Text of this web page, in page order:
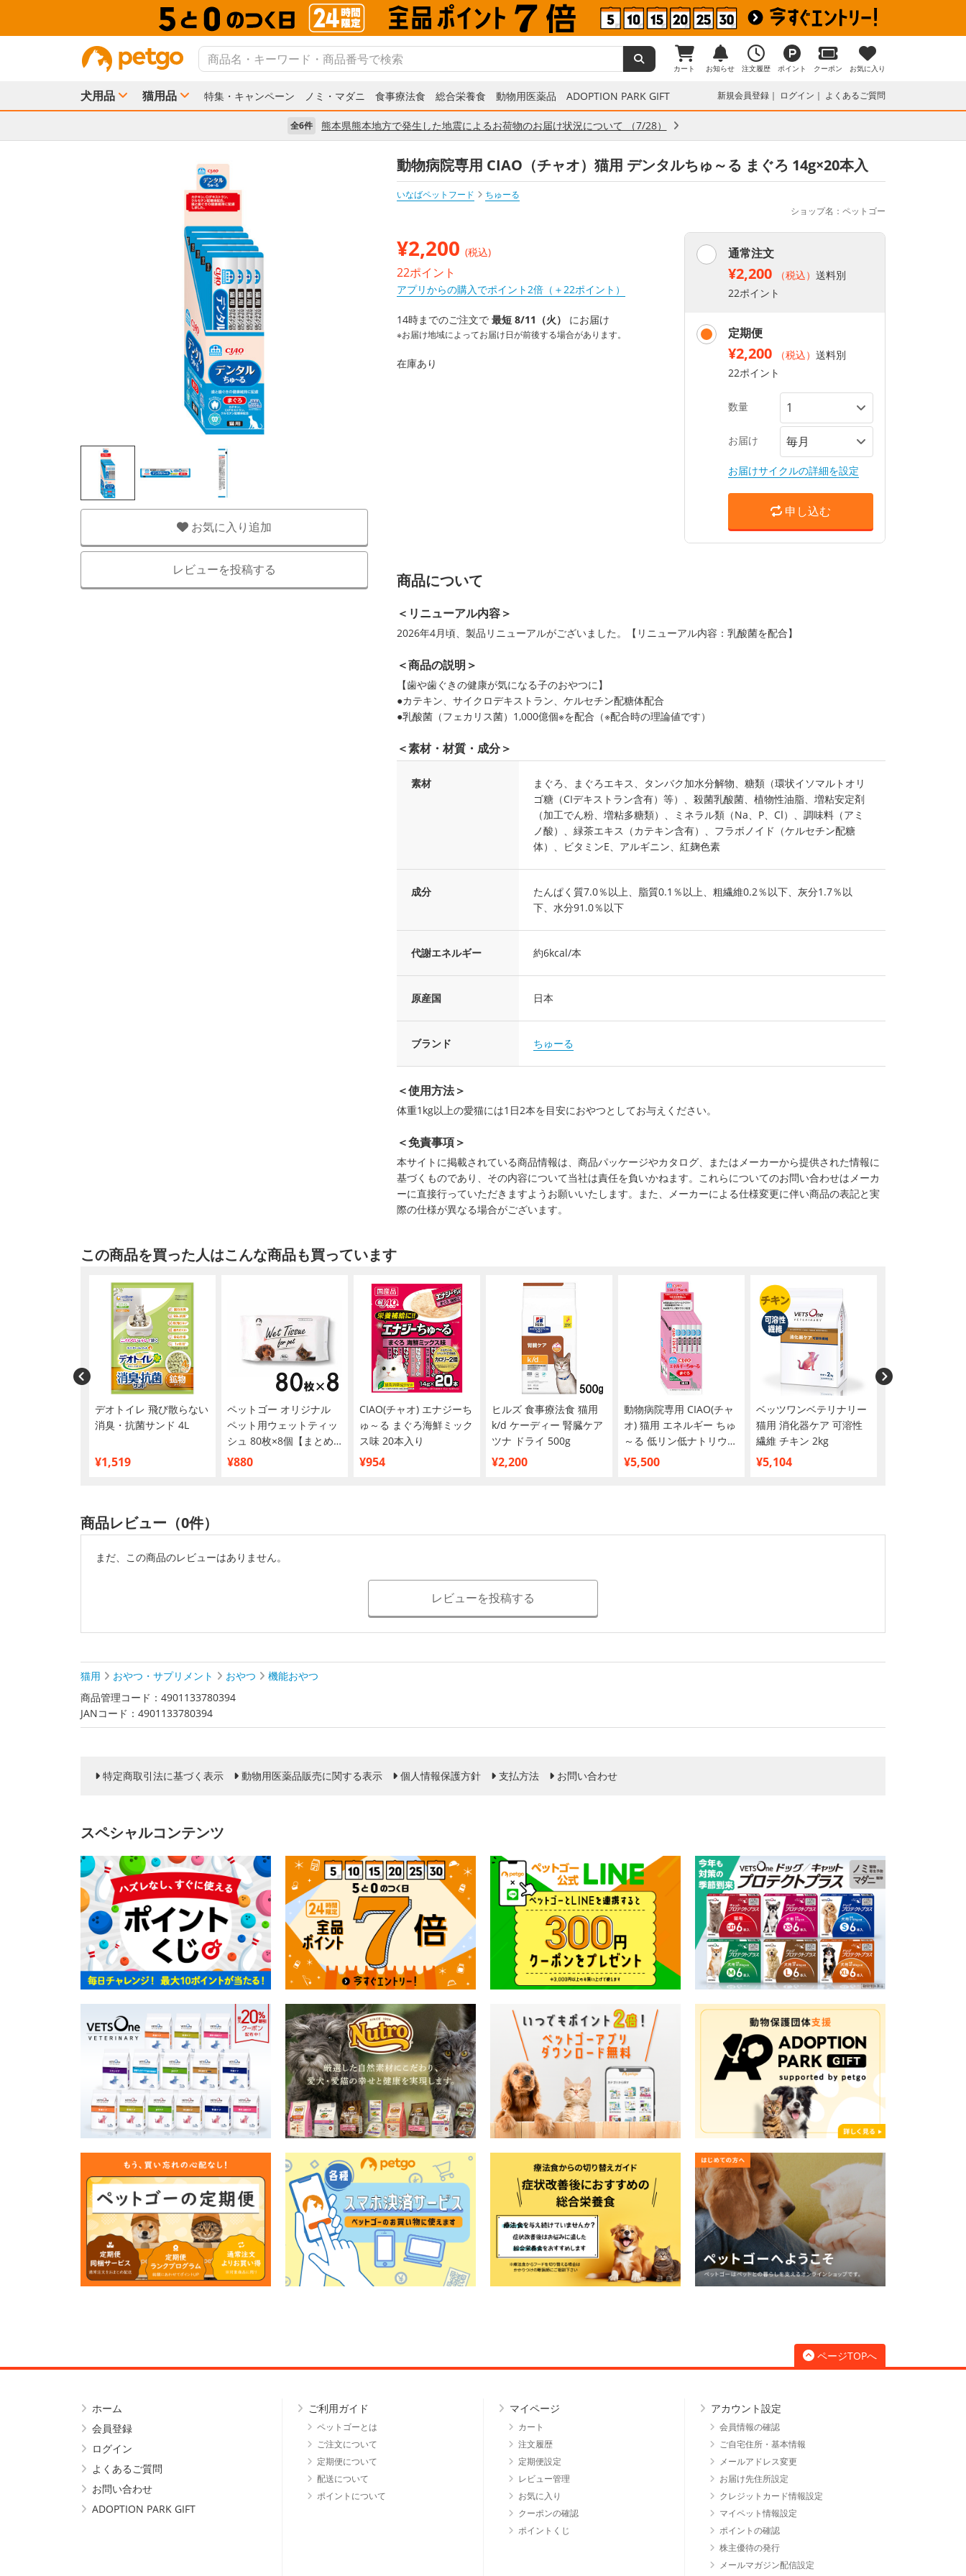
カート お知らせ 注文履歴 ポイント クーポン お気に入り
犬用品 猫用品 特集・キャンペーン ノミ・マダニ 食事療法食 総合栄養食 動物用医薬品 ADOPTION PARK GIFT 新規会員登録 ログイン よくあるご質問
全6件 熊本県熊本地方で発生した地震によるお荷物のお届け状況について （7/28）
お気に入り追加
レビューを投稿する
動物病院専用 CIAO（チャオ）猫用 デンタルちゅ～る まぐろ 14g×20本入
いなばペットフード
ちゅーる
ショップ名：ペットゴー
¥2,200 (税込)
22ポイント
アプリからの購入でポイント2倍（＋22ポイント）
14時までのご注文で 最短 8/11（火） にお届け
※お届け地域によってお届け日が前後する場合があります。
在庫あり
通常注文
¥2,200 （税込） 送料別
22ポイント
定期便
¥2,200 （税込） 送料別
22ポイント
数量
お届け
お届けサイクルの詳細を設定
申し込む
商品について
＜リニューアル内容＞
2026年4月頃、製品リニューアルがございました。【リニューアル内容：乳酸菌を配合】
＜商品の説明＞
【歯や歯ぐきの健康が気になる子のおやつに】
●カテキン、サイクロデキストラン、ケルセチン配糖体配合
●乳酸菌（フェカリス菌）1,000億個※を配合（※配合時の理論値です）
＜素材・材質・成分＞
素材
まぐろ、まぐろエキス、タンバク加水分解物、糖類（環状イソマルトオリ
ゴ糖（CIデキストラン含有）等）、殺菌乳酸菌、植物性油脂、増粘安定剤
（加工でん粉、増粘多糖類）、ミネラル類（Na、P、Cⅼ）、調味料（アミ
ノ酸）、緑茶エキス（カテキン含有）、フラボノイド（ケルセチン配糖
体）、ビタミンE、アルギニン、紅麹色素
成分
たんぱく質7.0％以上、脂質0.1％以上、粗繊維0.2％以下、灰分1.7％以
下、水分91.0％以下
代謝エネルギー 約6kcal/本
原産国 日本
ブランド ちゅーる
＜使用方法＞
体重1kg以上の愛猫には1日2本を目安におやつとしてお与えください。
＜免責事項＞
本サイトに掲載されている商品情報は、商品パッケージやカタログ、またはメーカーから提供された情報に
基づくものであり、その内容について当社は責任を負いかねます。これらについてのお問い合わせはメーカ
ーに直接行っていただきますようお願いいたします。また、メーカーによる仕様変更に伴い商品の表記と実
際の仕様が異なる場合がございます。
この商品を買った人はこんな商品も買っています
デオトイレ 飛び散らない
消臭・抗菌サンド 4L
¥1,519
ペットゴー オリジナル
ペット用ウェットティッ
シュ 80枚×8個【まとめ
買い】
¥880
CIAO(チャオ) エナジーち
ゅ～る まぐろ海鮮ミック
ス味 20本入り
¥954
ヒルズ 食事療法食 猫用
k/d ケーディー 腎臓ケア
ツナ ドライ 500g
¥2,200
動物病院専用 CIAO(チャ
オ) 猫用 エネルギー ちゅ
～る 低リン低ナトリウム
まぐろ 14g×50本入
¥5,500
ベッツワンベテリナリー
猫用 消化器ケア 可溶性
繊維 チキン 2kg
¥5,104
商品レビュー（0件）
まだ、この商品のレビューはありません。
レビューを投稿する
猫用 おやつ・サプリメント おやつ
機能おやつ
商品管理コード：4901133780394
JANコード：4901133780394
特定商取引法に基づく表示 動物用医薬品販売に関する表示 個人情報保護方針 支払方法 お問い合わせ
スペシャルコンテンツ
ページTOPへ
ホーム
会員登録
ログイン
よくあるご質問
お問い合わせ
ADOPTION PARK GIFT
ご利用ガイド
ペットゴーとは
ご注文について
定期便について
配送について
ポイントについて
マイページ
カート
注文履歴
定期便設定
レビュー管理
お気に入り
クーポンの確認
ポイントくじ
アカウント設定
会員情報の確認
ご自宅住所・基本情報
メールアドレス変更
お届け先住所設定
クレジットカード情報設定
マイペット情報設定
ポイントの確認
株主優待の発行
メールマガジン配信設定